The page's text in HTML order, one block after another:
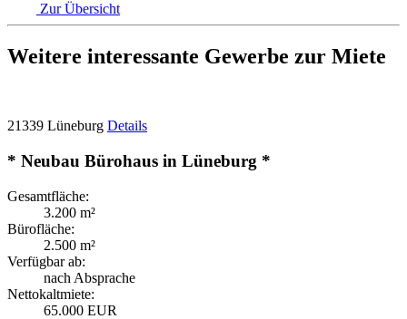
Zur Übersicht
Weitere interessante Gewerbe zur Miete
21339 Lüneburg Details
* Neubau Bürohaus in Lüneburg *
Gesamtfläche:
3.200 m²
Bürofläche:
2.500 m²
Verfügbar ab:
nach Absprache
Nettokaltmiete:
65.000 EUR